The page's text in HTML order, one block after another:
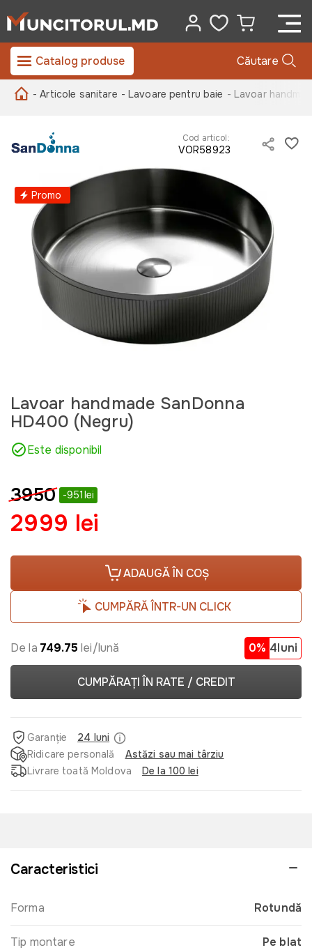
Catalog produse Căutare
- Articole sanitare - Lavoare pentru baie - Lavoar
Cod articol:
VOR58923
Promo
Lavoar handmade SanDonna
HD400 (Negru)
Este disponibil
3950 -951lei
2999 lei
ADAUGĂ ÎN COȘ
CUMPĂRĂ ÎNTR-UN CLICK
De la 749.75 lei/lună 0% 4luni
CUMPĂRAȚI ÎN RATE / CREDIT
Garanție
24 luni
Ridicare personală
Astăzi sau mai târziu
Livrare toată Moldova
De la 100 lei
Caracteristici
Forma Rotundă
Tip montare Pe blat